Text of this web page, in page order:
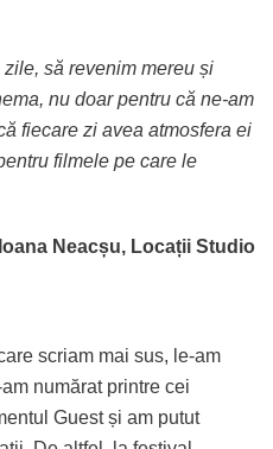
să revenim mereu și
nu doar pentru că ne-am
fiecare zi avea atmosfera ei
filmele pe care le
Ioana Neacșu, Locații Studio
scriam mai sus, le-am
numărat printre cei
Guest și am putut